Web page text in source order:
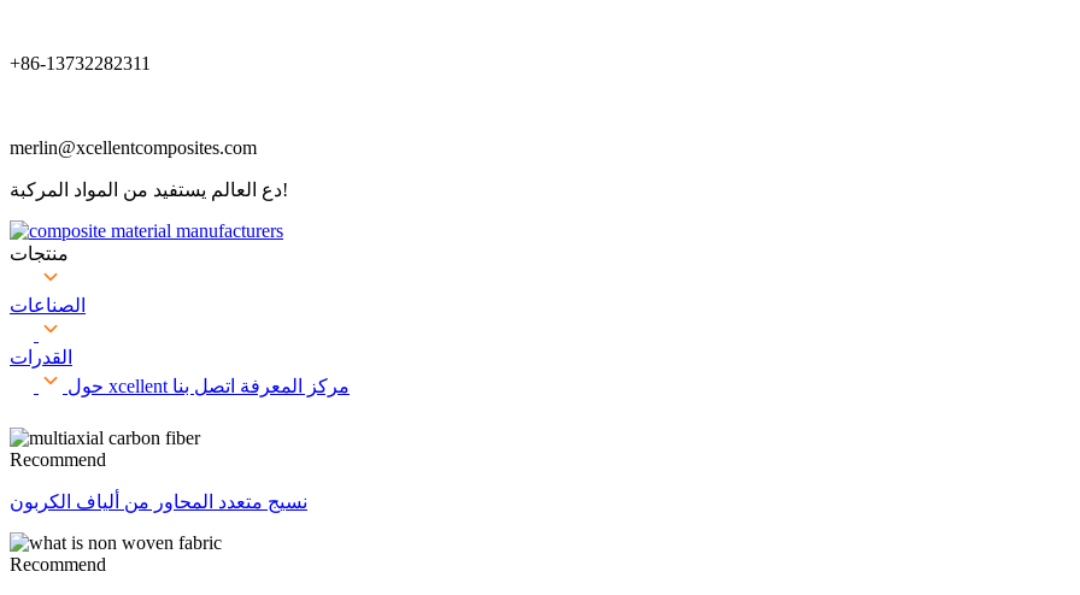
+86-13732282311
merlin@xcellentcomposites.com
دع العالم يستفيد من المواد المركبة!
منتجات
الصناعات
القدرات
حول xcellent
مركز المعرفة اتصل بنا
Recommend
نسيج متعدد المحاور من ألياف الكربون
Recommend